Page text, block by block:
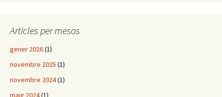
Articles per mesos
gener 2026(1)
novembre 2025 (1)
novembre 2024(1)
maig 2024(1)